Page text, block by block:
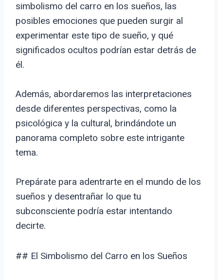
simbolismo del carro en los sueños, las
posibles emociones que pueden surgir al
experimentar este tipo de sueño, y qué
significados ocultos podrían estar detrás de
él.
Además, abordaremos las interpretaciones
desde diferentes perspectivas, como la
psicológica y la cultural, brindándote un
panorama completo sobre este intrigante
tema.
Prepárate para adentrarte en el mundo de los
sueños y desentrañar lo que tu
subconsciente podría estar intentando
decirte.
## El Simbolismo del Carro en los Sueños